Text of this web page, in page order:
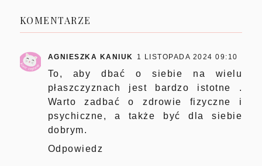
KOMENTARZE
AGNIESZKA KANIUK 1 LISTOPADA 2024 09:10
To, aby dbać o siebie na wielu
płaszczyznach jest bardzo istotne .
Warto zadbać o zdrowie fizyczne i
psychiczne, a także być dla siebie
dobrym.
Odpowiedz